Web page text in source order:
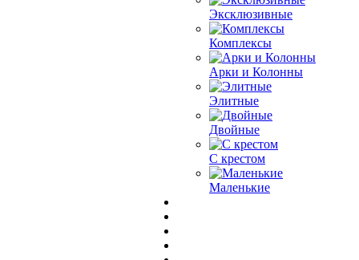
Эксклюзивные
Комплексы
Арки и Колонны
Элитные
Двойные
С крестом
Маленькие